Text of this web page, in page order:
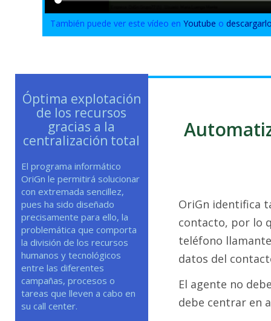
También puede ver este vídeo enYoutube o
Óptima explotación
de los recursos
gracias a la
centralización total
El programa informático
OriGn le permitirá solucionar
con extremada sencillez,
pues ha sido diseñado
precisamente para ello, la
problemática que comporta
la división de los recursos
humanos y tecnológicos
entre las diferentes
campañas, procesos o
tareas que lleven a cabo en
su call center.
OriGn identifica
contacto, por lo
teléfono
datos del
El agente no
debe centrar en